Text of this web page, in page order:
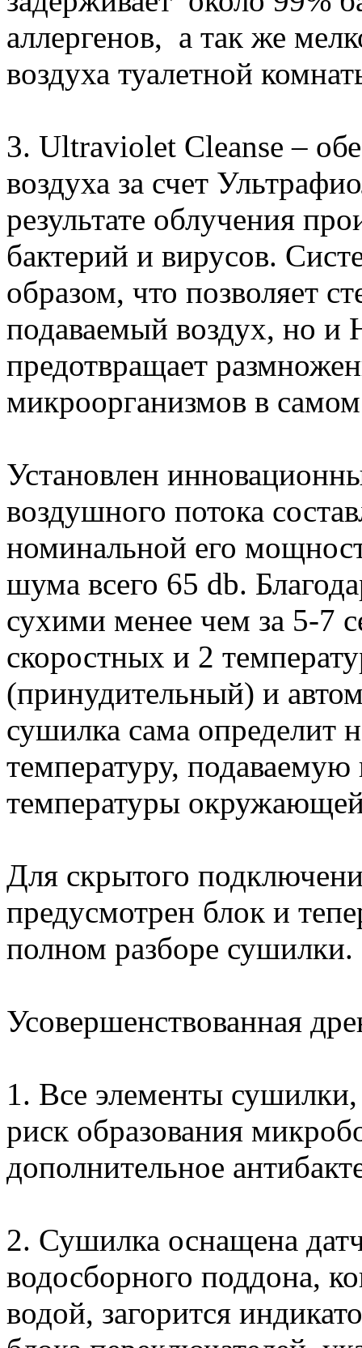
аллергенов, а так же
воздуха туалетной
3. Ultraviolet Cleanse –
воздуха за счет
результате облучения
бактерий и вирусов.
образом, что позволяет
подаваемый воздух, но и
предотвращает
микроорганизмов в самом
Установлен
воздушного потока
номинальной его
шума всего 65 db.
сухими менее чем за 5-7
скоростных и 2
(принудительный) и
сушилка сама
температуру,
температуры
Для скрытого
предусмотрен блок и
полном разборе сушилки.
Усовершенствованная
1. Все элементы
риск образования
дополнительное
2. Сушилка оснащена
водосборного поддона,
водой, загорится